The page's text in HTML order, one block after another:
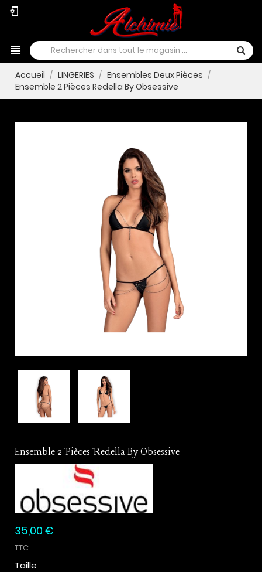
phonelink_setup
view_headline
Accueil LINGERIES
Ensembles Deux Pièces
Ensemble 2 Pièces Redella By Obsessive
Ensemble 2 Pièces Redella By Obsessive
35,00 €
TTC
Taille